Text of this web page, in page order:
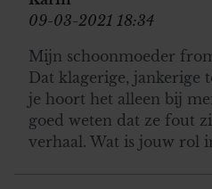
09-03-2021 18:34
Mijn schoonmoeder
Dat klagerige, jankerige
je hoort het alleen bij
goed weten dat ze fout
verhaal. Wat is jouw rol